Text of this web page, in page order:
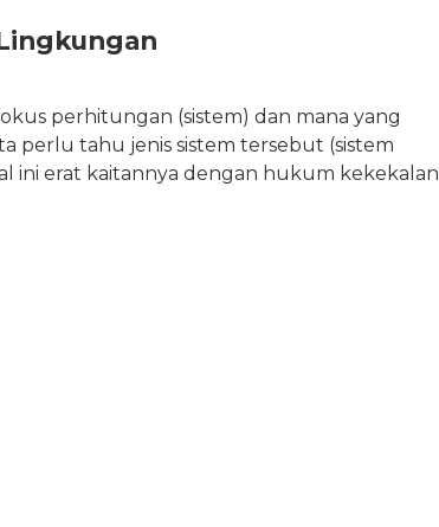
perhitungan (sistem) dan mana yang
perlu tahu jenis sistem tersebut (sistem
ini erat kaitannya dengan hukum kekekalan